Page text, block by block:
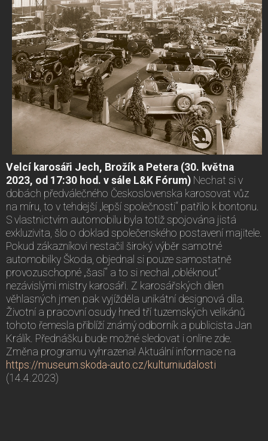
Velcí karosáři Jech, Brožík a Petera (30. května
2023, od 17:30 hod. v sále L&K Fórum) Nechat si v
dobách předválečného Československa karosovat vůz
na míru, to v tehdejší „lepší společnosti“ patřilo k bontonu.
S vlastnictvím automobilu byla totiž spojována jistá
exkluzivita, šlo o doklad společenského postavení majitele.
Pokud zákazníkovi nestačil široký výběr samotné
automobilky Škoda, objednal si pouze samostatně
provozuschopné „šasí“ a to si nechal „obléknout“
nezávislými mistry karosáři. Z karosářských dílen
věhlasných jmen pak vyjížděla unikátní designová díla.
Životní a pracovní osudy hned tří tuzemských velikánů
tohoto řemesla přiblíží známý odborník a publicista Jan
Králík. Přednášku bude možné sledovat i online zde.
Změna programu vyhrazena! Aktuální informace na
https://museum.skoda-auto.cz/kulturniudalosti
(14.4.2023)